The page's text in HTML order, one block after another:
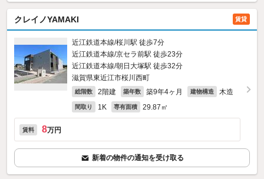
クレイノYAMAKI 賃貸
近江鉄道本線/桜川駅 徒歩7分
近江鉄道本線/京セラ前駅 徒歩23分
近江鉄道本線/朝日大塚駅 徒歩32分
滋賀県東近江市桜川西町
総階数 2階建 築年数 築9年4ヶ月 建物構造 木造
間取り 1K 専有面積 29.87㎡
賃料 8万円
新着の物件の通知を受け取る